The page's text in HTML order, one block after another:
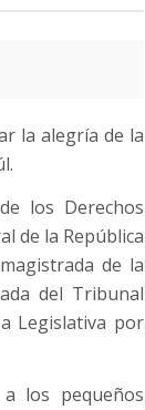
la alegría de la
los Derechos
de la República
de la
del Tribunal
Legislativa por
los pequeños